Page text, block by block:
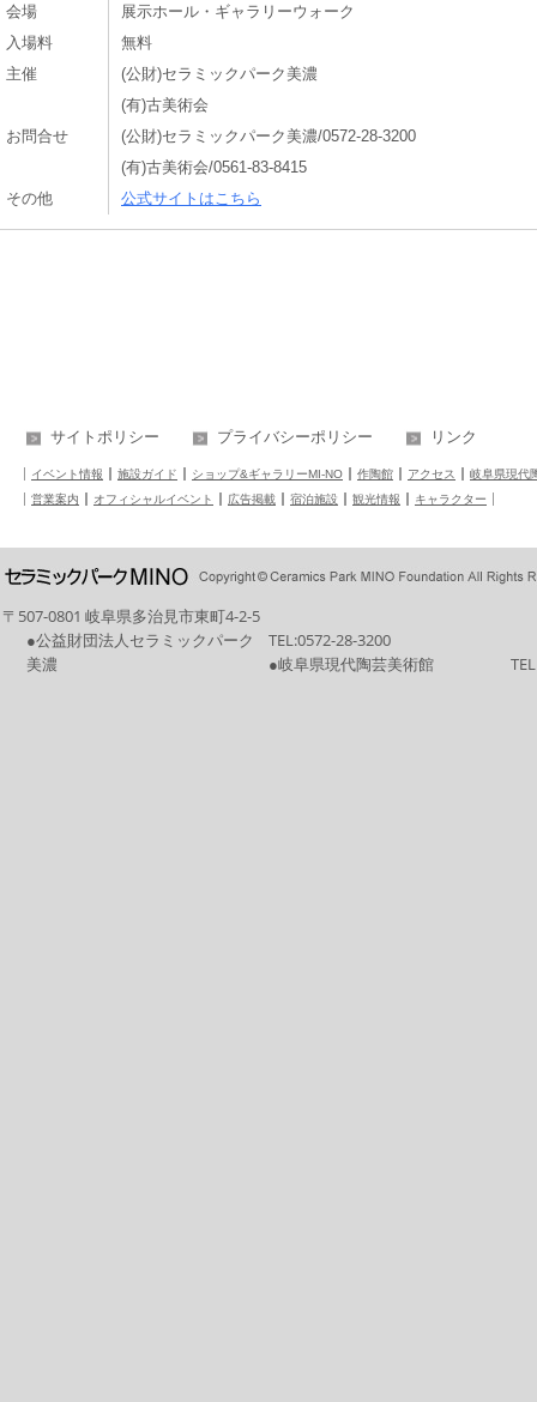
会場
展示ホール・ギャラリーウォーク
入場料
無料
主催
(公財)セラミックパーク美濃
(有)古美術会
お問合せ
(公財)セラミックパーク美濃/0572-28-3200
(有)古美術会/0561-83-8415
その他
公式サイトはこちら
サイトポリシー プライバシーポリシー リンク
イベント情報 施設ガイド ショップ&ギャラリーMI-NO 作陶館 アクセス
岐阜県現代
営業案内
オフィシャルイベント 広告掲載 宿泊施設 観光情報 キャラクター
〒507-0801 岐阜県多治見市東町4-2-5
●公益財団法人セラミックパーク
美濃
TEL:0572-28-3200
●岐阜県現代陶芸美術館